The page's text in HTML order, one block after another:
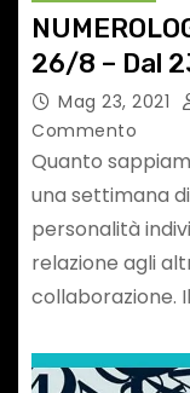
26/8 – Dal
Mag 23, 2021
Commento
Quanto
una settimana
personalità
relazione agli
collaborazione.